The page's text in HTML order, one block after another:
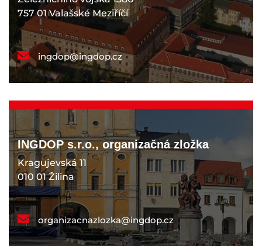
757 01 Valašské Meziříčí
ingdop@ingdop.cz
INGDOP s.r.o., organizačná zložka
Kragujevská 11
010 01 Žilina
organizacnazlozka@ingdop.cz